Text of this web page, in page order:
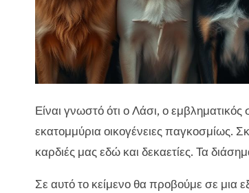
Είναι γνωστό ότι ο Λάσι, ο εμβληματικός
εκατομμύρια οικογένειες παγκοσμίως.
καρδιές μας εδώ και δεκαετίες. Τα
Σε αυτό το κείμενο θα προβούμε σε μια